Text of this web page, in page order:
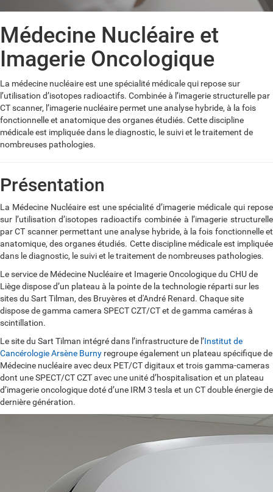
Médecine Nucléaire et
Imagerie Oncologique
La médecine nucléaire est une spécialité médicale qui repose sur
l’utilisation d’isotopes radioactifs. Combinée à l’imagerie structurelle par
CT scanner, l’imagerie nucléaire permet une analyse hybride, à la fois
fonctionnelle et anatomique des organes étudiés. Cette discipline
médicale est impliquée dans le diagnostic, le suivi et le traitement de
nombreuses pathologies.
Présentation
La Médecine Nucléaire est une spécialité d’imagerie médicale qui repose
sur l’utilisation d’isotopes radioactifs combinée à l’imagerie structurelle
par CT scanner permettant une analyse hybride, à la fois fonctionnelle et
anatomique, des organes étudiés. Cette discipline médicale est impliquée
dans le diagnostic, le suivi et le traitement de nombreuses pathologies.
Le service de Médecine Nucléaire et Imagerie Oncologique du CHU de
Liège dispose d’un plateau à la pointe de la technologie réparti sur les
sites du Sart Tilman, des Bruyères et d'André Renard. Chaque site
dispose de gamma camera SPECT CZT/CT et de gamma caméras à
scintillation.
Le site du Sart Tilman intégré dans l’infrastructure de l’Institut de
Cancérologie Arsène Burny regroupe également un plateau spécifique de
Médecine nucléaire avec deux PET/CT digitaux et trois gamma-cameras
dont une SPECT/CT CZT avec une unité d’hospitalisation et un plateau
d’imagerie oncologique doté d’une IRM 3 tesla et un CT double énergie de
dernière génération.